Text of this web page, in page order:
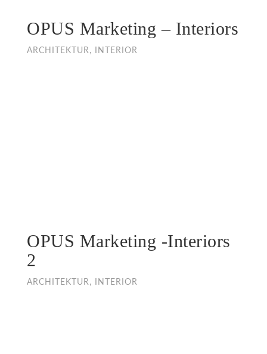
OPUS Marketing – Interiors
ARCHITEKTUR, INTERIOR
OPUS Marketing -Interiors
2
ARCHITEKTUR, INTERIOR